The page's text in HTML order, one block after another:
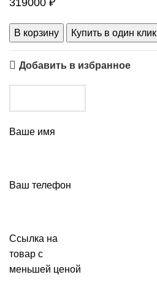
319000 ₽
В корзину Купить в один клик
Добавить в избранное
Ваше имя
Ваш телефон
Ссылка на
товар с
меньшей ценой